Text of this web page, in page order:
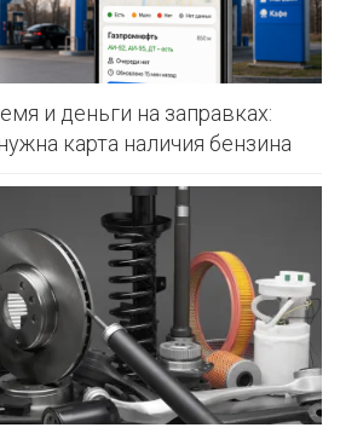
и деньги на заправках:
карта наличия бензина